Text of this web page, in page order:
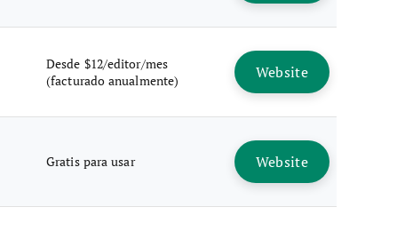
Desde $12/editor/mes
(facturado anualmente)
Website
Gratis para usar Website